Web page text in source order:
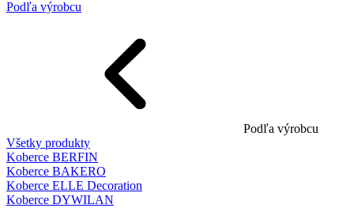
Podľa výrobcu
Podľa výrobcu
Všetky produkty
Koberce BERFIN
Koberce BAKERO
Koberce ELLE Decoration
Koberce DYWILAN